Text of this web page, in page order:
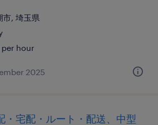
市, 埼玉県
hour
2025
・宅配・ルート・配送、中型